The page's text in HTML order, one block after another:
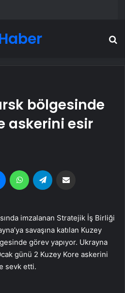
bölgesinde
askerini esir
MessengerWhatsApp
imzalanan Stratejik İş Birliği
savaşına katılan Kuzey
görev yapıyor. Ukrayna
günü 2 Kuzey Kore askerini
sevk etti.